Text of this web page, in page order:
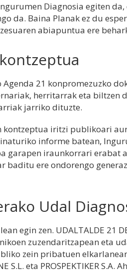
Diagnosia egiten
da. Baina Planak ez du
abiapuntua ere
Agenda 21 konpromezuzko
herritarrak eta biltzen
jarriko dituzte.
iritzi publikoari
informe batean,
garapen iraunkorrari erabat
baditu ere ondorengo
Udal
egin zen. UDALTALDE 21
zuzendaritzapean eta
zein pribatuen
S.L. eta PROSPEKTIKER